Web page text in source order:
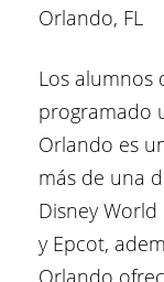
Orlando, FL
Los alumnos
programado
Orlando es
más de una
Disney
y Epcot,